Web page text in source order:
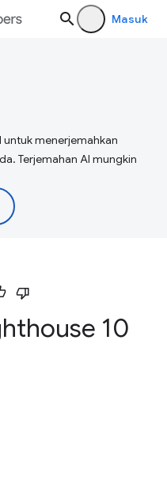
Masuk
menerjemahkan
Terjemahan AI mungkin
10